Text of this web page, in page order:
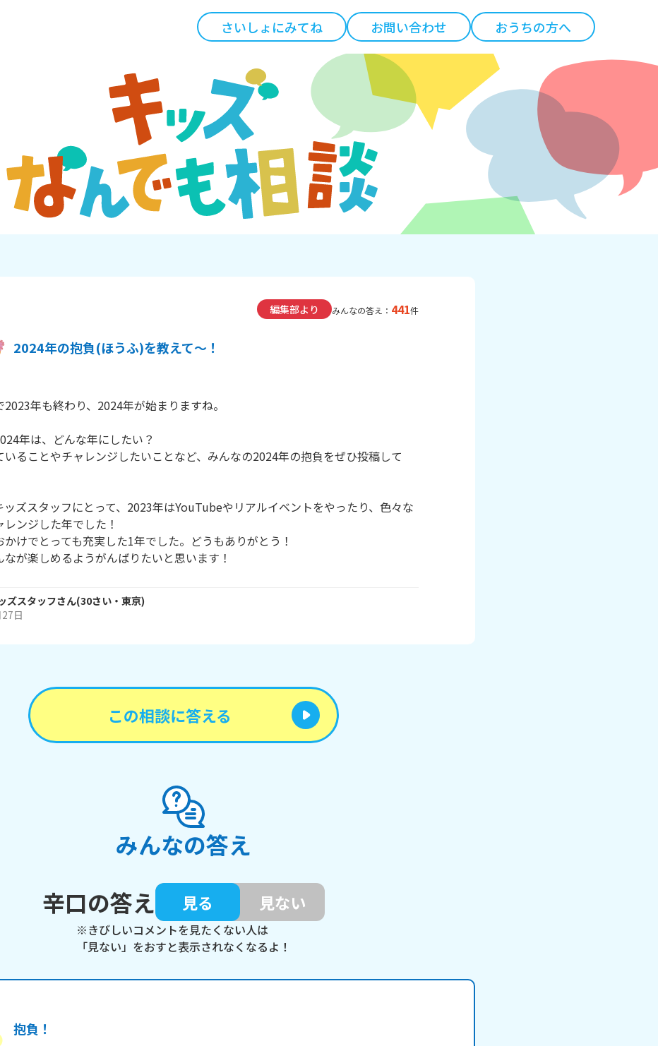
さいしょにみてね お問い合わせ おうちの方へ
編集部より みんなの答え： 441件
2024年の抱負(ほうふ)を教えて～！
2023年も終わり、2024年が始まりますね。
年は、どんな年にしたい？
いることやチャレンジしたいことなど、みんなの2024年の抱負をぜひ投稿して
ッズスタッフにとって、2023年はYouTubeやリアルイベントをやったり、色々な
レンジした年でした！
かけでとっても充実した1年でした。どうもありがとう！
が楽しめるようがんばりたいと思います！
ズスタッフさん(30さい・ 東京)
日
この相談に答える
みんなの答え
辛口の答え
見る 見ない
※きびしいコメントを見たくない人は
「見ない」をおすと表示されなくなるよ！
抱負！